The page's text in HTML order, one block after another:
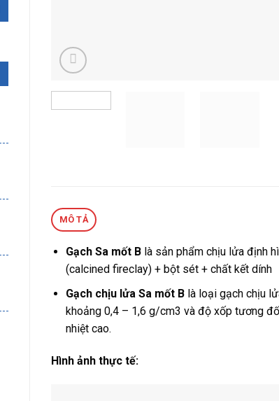
MÔ TẢ
Gạch Sa mốt Blà sản phẩm chịu lửa định
(calcined fireclay) + bột sét + chất kết dính
Gạch chịu lửa Sa mốt Blà loại gạch chịu
khoảng 0,4 – 1,6 g/cm3 và độ xốp tương
nhiệt cao.
Hình ảnh thực tế: